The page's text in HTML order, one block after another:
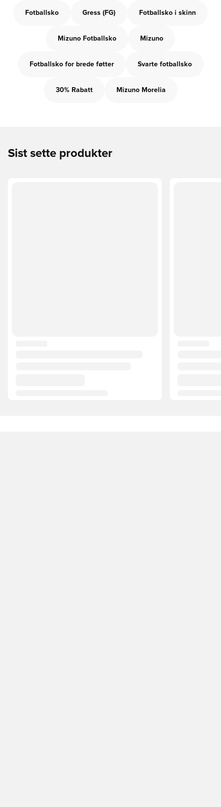
Fotballsko Gress (FG) Fotballsko i skinn
Mizuno Fotballsko Mizuno
Fotballsko for brede føtter Svarte fotballsko
30% Rabatt Mizuno Morelia
Sist sette produkter